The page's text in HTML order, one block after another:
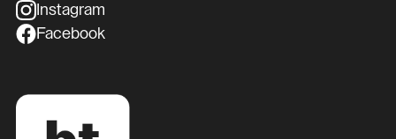
Instagram
Facebook